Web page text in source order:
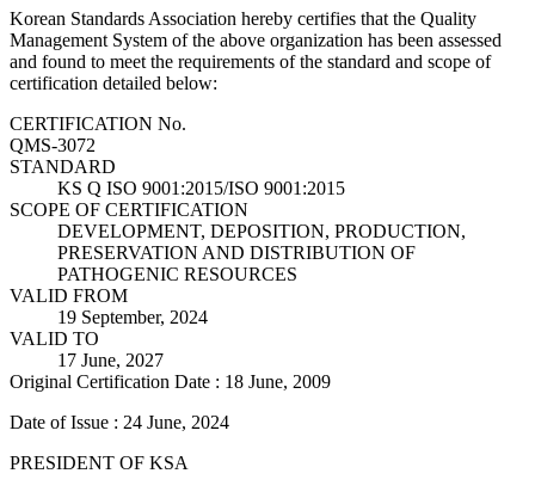
Korean Standards Association hereby certifies that the Quality
Management System of the above organization has been assessed
and found to meet the requirements of the standard and scope of
certification detailed below:
CERTIFICATION No.
QMS-3072
STANDARD
KS Q ISO 9001:2015/ISO 9001:2015
SCOPE OF CERTIFICATION
DEVELOPMENT, DEPOSITION, PRODUCTION,
PRESERVATION AND DISTRIBUTION OF
PATHOGENIC RESOURCES
VALID FROM
19 September, 2024
VALID TO
17 June, 2027
Original Certification Date : 18 June, 2009
Date of Issue : 24 June, 2024
PRESIDENT OF KSA